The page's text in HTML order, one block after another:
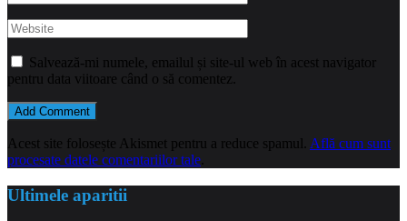
Salvează-mi numele, emailul și site-ul web în acest navigator
pentru data viitoare când o să comentez.
Acest site folosește Akismet pentru a reduce spamul. Află cum sunt
procesate datele comentariilor tale
Ultimele aparitii